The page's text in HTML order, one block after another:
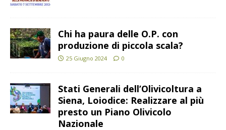
Chi ha paura delle O.P. con
produzione di piccola scala?
25 Giugno 2024 0
Stati Generali dell’Olivicoltura a
Siena, Loiodice: Realizzare al più
presto un Piano Olivicolo
Nazionale